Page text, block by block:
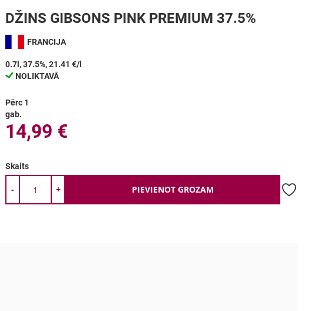
DŽINS GIBSONS PINK PREMIUM 37.5%
FRANCIJA
0.7l, 37.5%, 21.41 €/l
NOLIKTAVĀ
Pērc 1
gab.
14,99 €
Skaits
+
- PIEVIENOT GROZAM